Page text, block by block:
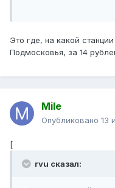
Это где, на какой
Подмосковья, за 14
Mile
Опубликовано 13
[
rvu сказал: